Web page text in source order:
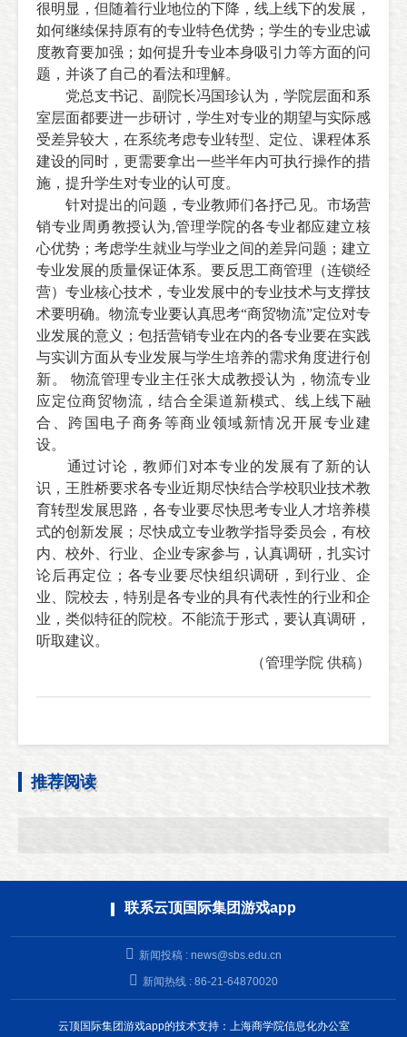
很明显，但随着行业地位的下降，线上线下的发展，
如何继续保持原有的专业特色优势； 学生的专业忠诚
度教育要加强；如何提升专业本身吸引力等方面的问
题，并谈了自己的看法和理解。
党总支书记、副院长冯国珍认为，学院层面和系
室层面都要进一步研讨，学生对专业的期望与实际感
受差异较大，在系统考虑专业转型、定位、课程体系
建设的同时，更需要拿出一些半年内可执行操作的措
施，提升学生对专业的认可度。
针对提出的问题，专业教师们各抒己见。 市场营
销专业周勇教授认为,管理学院的各专业都应建立核
心优势；考虑学生就业与学业之间的差异问题；建立
专业发展的质量保证体系。 要反思工商管理（连锁经
营）专业核心技术，专业发展中的专业技术与支撑技
术要明确。物流专业要认真思考“商贸物流”定位对专
业发展的意义；包括营销专业在内的各专业要在实践
与实训方面从专业发展与学生培养的需求角度进行创
新。
物流管理专业主任张大成教授认为，物流专业
应定位商贸物流，结合全渠道新模式、线上线下融
合、跨国电子商务等商业领域新情况开展专业建
设。
通过讨论，教师们对本专业的发展有了新的认
识，王胜桥要求各专业近期尽快结合学校职业技术教
育转型发展思路，各专业要尽快思考专业人才培养模
式的创新发展； 尽快成立专业教学指导委员会，有校
内、校外、行业、企业专家参与，认真调研，扎实讨
论后再定位； 各专业要尽快组织调研，到行业、企
业、院校去，特别是各专业的具有代表性的行业和企
业，类似特征的院校。不能流于形式，要认真调研，
听取建议。
（管理学院 供稿）
推荐阅读
联系云顶国际集团游戏app
新闻投稿 : news@sbs.edu.cn
新闻热线 : 86-21-64870020
云顶国际集团游戏app的技术支持：上海商学院信息化办公室